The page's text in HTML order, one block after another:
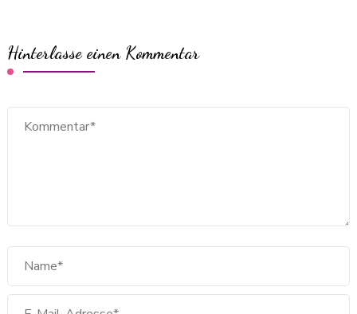
Hinterlasse einen Kommentar